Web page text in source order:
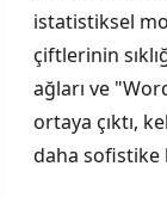
istatistiksel
çiftlerinin
ağları ve
ortaya çıktı,
daha sofistike